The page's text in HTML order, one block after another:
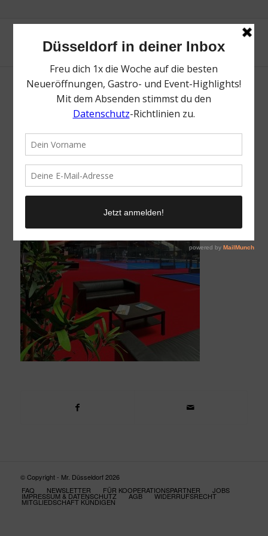
Padelon Düsseldorf – Top Clubsport Spots
Foto: Padelon Düsseldorf
© Copyright - Mr. Düsseldorf 2026
FAQ
NEWSLETTER FÜR KOOPERATIONSPARTNER JOBS
IMPRESSUM & DATENSCHUTZ AGB WIDERRUFSRECHT
MITGLIEDSCHAFT KÜNDIGEN